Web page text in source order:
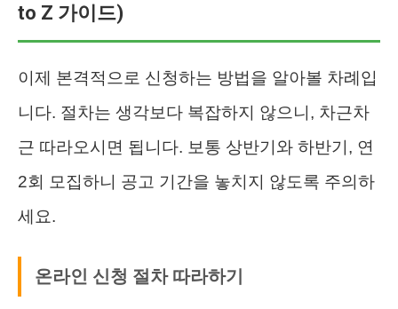
to Z 가이드)
이제 본격적으로 신청하는 방법을 알아볼 차례입
니다. 절차는 생각보다 복잡하지 않으니, 차근차
근 따라오시면 됩니다. 보통 상반기와 하반기, 연
2회 모집하니 공고 기간을 놓치지 않도록 주의하
세요.
온라인 신청 절차 따라하기